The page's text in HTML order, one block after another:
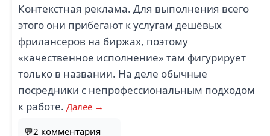
Контекстная реклама. Для выполнения всего
этого они прибегают к услугам дешёвых
фрилансеров на биржах, поэтому
«качественное исполнение» там фигурирует
только в названии. На деле обычные
посредники с непрофессиональным подходом
к работе. Далее →
💬2 комментария